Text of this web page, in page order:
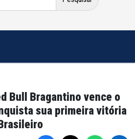
Bull Bragantino vence o
sua primeira vitória